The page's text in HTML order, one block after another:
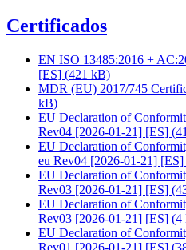
Certificados
EN ISO 13485:2016 +
[ES] (421 kB)
MDR (EU) 2017/745
kB)
EU Declaration of
Rev04 [2026-01-21] [ES]
EU Declaration of
eu Rev04 [2026-01-21] [ES]
EU Declaration of
Rev03 [2026-01-21] [ES]
EU Declaration of
Rev03 [2026-01-21] [ES] (4
EU Declaration of
Rev01 [2026-01-21] [ES]